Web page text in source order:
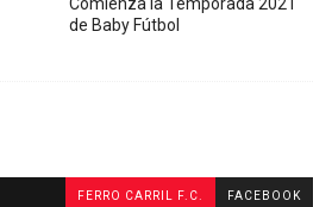
de Baby Fútbol
FERRO CARRIL F.C. FACEBOOK